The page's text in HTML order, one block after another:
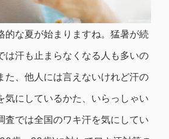
的な夏が始まりますね。猛暑が続
は汗も止まらなくなる人も多いの
た、他人には言えないけれど汗の
気にしているかた、いらっしゃい
査では全国のワキ汗を気にしてい